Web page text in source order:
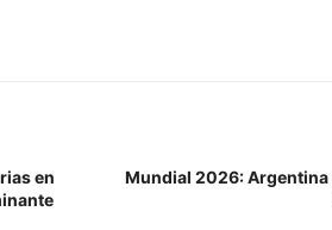
en
Mundial 2026: Argentina